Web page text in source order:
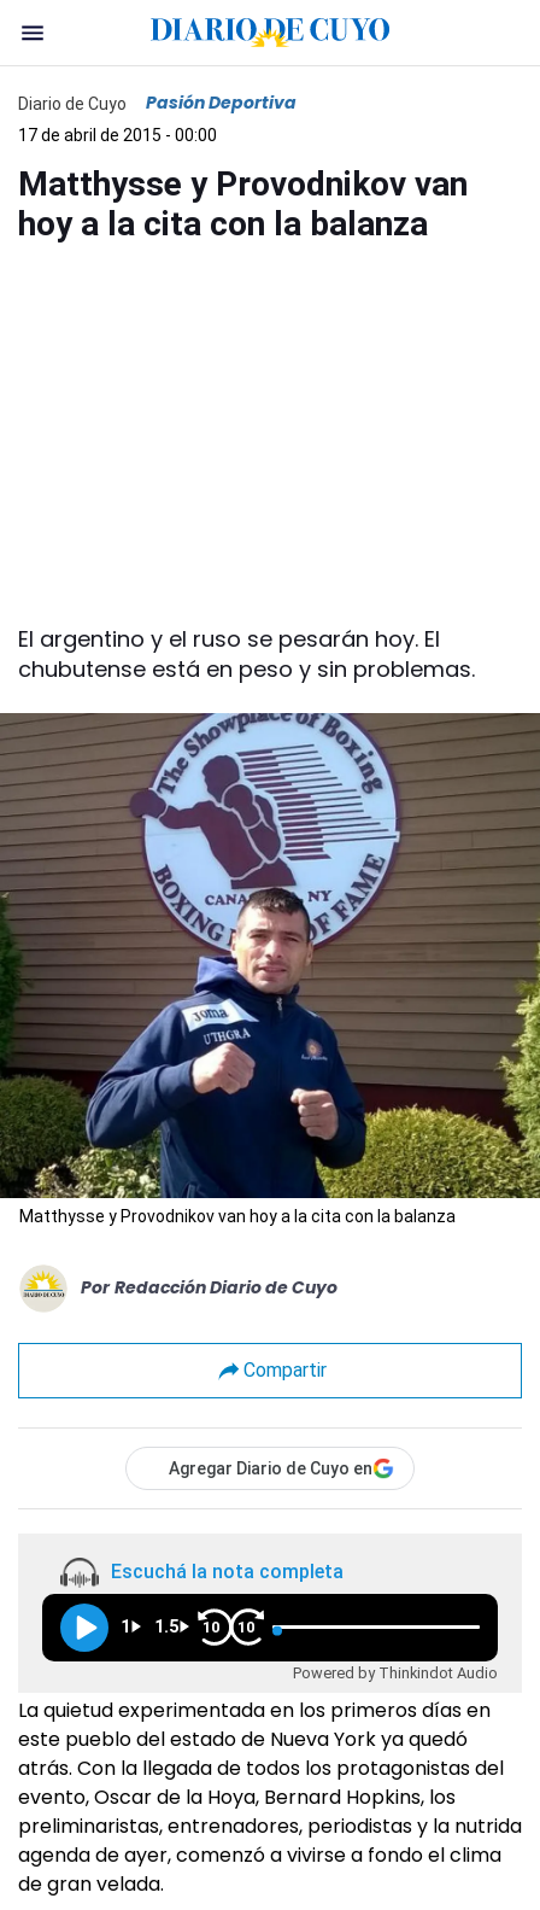
Diario de Cuyo Pasión Deportiva
17 de abril de 2015 - 00:00
Matthysse y Provodnikov van
hoy a la cita con la balanza
El argentino y el ruso se pesarán hoy. El
chubutense está en peso y sin problemas.
Matthysse y Provodnikov van hoy a la cita con la balanza
Por Redacción Diario de Cuyo
Compartir
Agregar Diario de Cuyo en
Escuchá la nota completa
1 1.5 10 10
Powered by Thinkindot Audio
La quietud experimentada en los primeros días en
este pueblo del estado de Nueva York ya quedó
atrás. Con la llegada de todos los protagonistas del
evento, Oscar de la Hoya, Bernard Hopkins, los
preliminaristas, entrenadores, periodistas y la nutrida
agenda de ayer, comenzó a vivirse a fondo el clima
de gran velada.